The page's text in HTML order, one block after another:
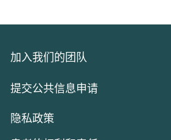
加入我们的团队
提交公共信息申请
隐私政策